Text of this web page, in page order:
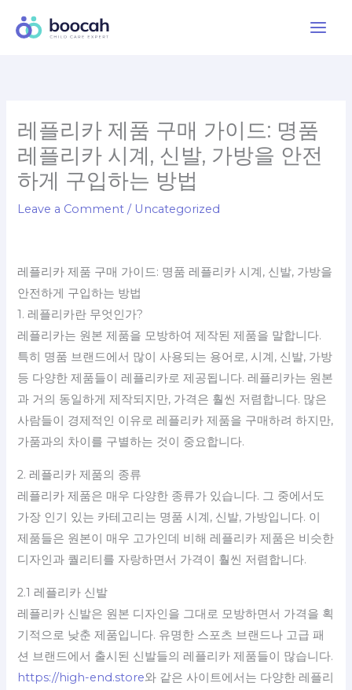
레플리카 제품 구매 가이드: 명품
레플리카 시계, 신발, 가방을 안전
하게 구입하는 방법
Leave a Comment / Uncategorized
레플리카 제품 구매 가이드: 명품 레플리카 시계, 신발, 가방을
안전하게 구입하는 방법
1. 레플리카란 무엇인가?
레플리카는 원본 제품을 모방하여 제작된 제품을 말합니다.
특히 명품 브랜드에서 많이 사용되는 용어로, 시계, 신발, 가방
등 다양한 제품들이 레플리카로 제공됩니다. 레플리카는 원본
과 거의 동일하게 제작되지만, 가격은 훨씬 저렴합니다. 많은
사람들이 경제적인 이유로 레플리카 제품을 구매하려 하지만,
가품과의 차이를 구별하는 것이 중요합니다.
2. 레플리카 제품의 종류
레플리카 제품은 매우 다양한 종류가 있습니다. 그 중에서도
가장 인기 있는 카테고리는 명품 시계, 신발, 가방입니다. 이
제품들은 원본이 매우 고가인데 비해 레플리카 제품은 비슷한
디자인과 퀄리티를 자랑하면서 가격이 훨씬 저렴합니다.
2.1 레플리카 신발
레플리카 신발은 원본 디자인을 그대로 모방하면서 가격을 획
기적으로 낮춘 제품입니다. 유명한 스포츠 브랜드나 고급 패
션 브랜드에서 출시된 신발들의 레플리카 제품들이 많습니다.
https://high-end.store와 같은 사이트에서는 다양한 레플리